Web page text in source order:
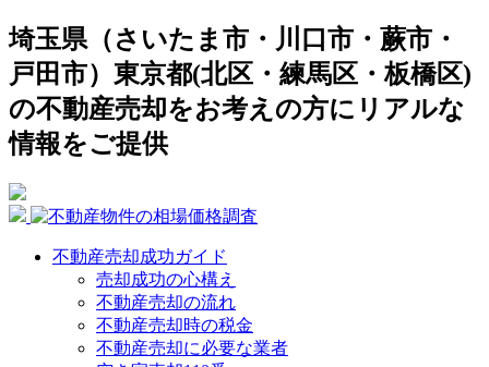
埼玉県（さいたま市・川口市・蕨市・
戸田市）東京都(北区・練馬区・板橋区)
の不動産売却をお考えの方にリアルな
情報をご提供
不動産売却成功ガイド
売却成功の心構え
不動産売却の流れ
不動産売却時の税金
不動産売却に必要な業者